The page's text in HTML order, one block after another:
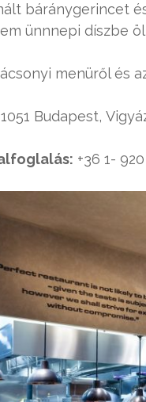
báránygerincet
ünnnepi díszbe
menüről és
1051 Budapest,
+36 1-